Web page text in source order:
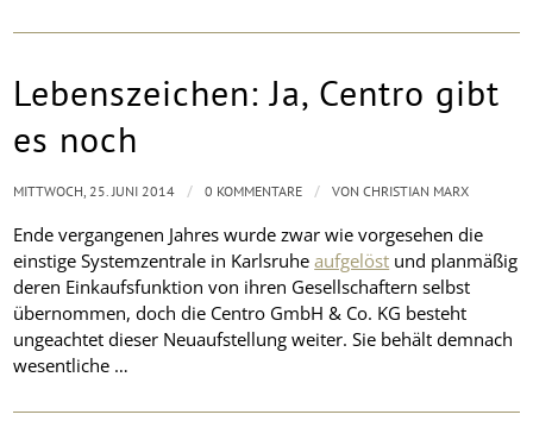
Lebenszeichen: Ja, Centro gibt
es noch
Ende vergangenen Jahres wurde zwar wie vorgesehen die
einstige Systemzentrale in Karlsruheaufgelöst und planmäßig
deren Einkaufsfunktion von ihren Gesellschaftern selbst
übernommen, doch die Centro GmbH & Co. KG besteht
ungeachtet dieser Neuaufstellung weiter. Sie behält demnach
wesentliche …
MITTWOCH, 25. JUNI 2014 / 0 KOMMENTARE / VONCHRISTIAN MARX